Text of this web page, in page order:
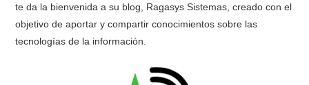
te da la bienvenida a su blog, Ragasys Sistemas, creado con el
objetivo de aportar y compartir conocimientos sobre las
tecnologías de la información.